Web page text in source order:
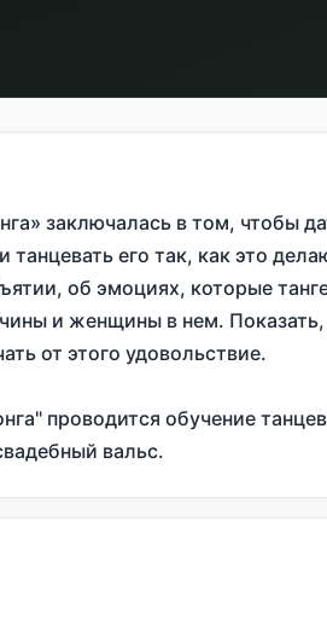
заключалась в том, чтобы
его так, как это
об эмоциях, которые
и женщины в нем.
от этого удовольствие.
проводится обучение
вальс.